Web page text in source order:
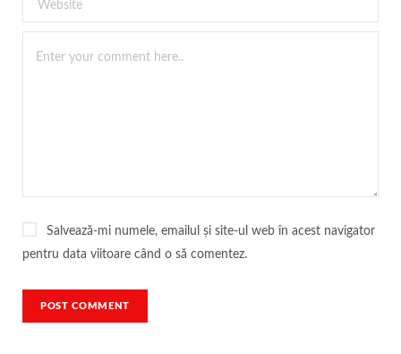
Salvează-mi numele, emailul și site-ul web în acest navigator
pentru data viitoare când o să comentez.